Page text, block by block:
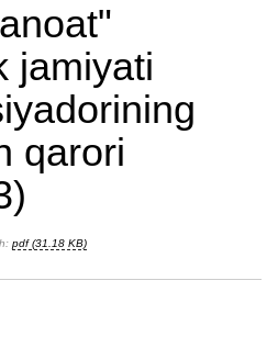
jamiyati
qarori
pdf (31.18 KB)